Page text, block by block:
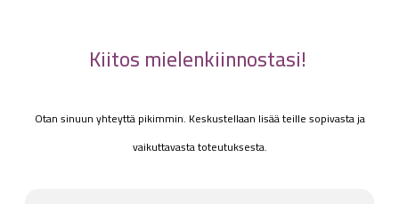
Kiitos mielenkiinnostasi!
Otan sinuun yhteyttä pikimmin. Keskustellaan lisää teille sopivasta ja
vaikuttavasta toteutuksesta.